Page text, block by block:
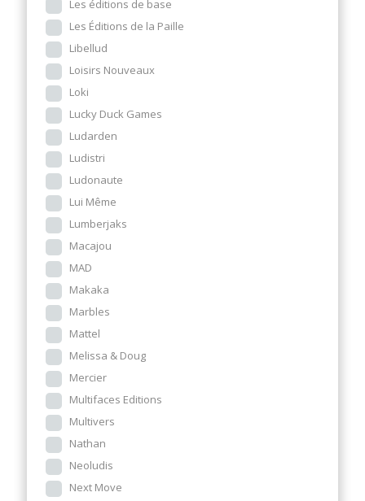
Les éditions de base
Les Éditions de la Paille
Libellud
Loisirs Nouveaux
Loki
Lucky Duck Games
Ludarden
Ludistri
Ludonaute
Lui Même
Lumberjaks
Macajou
MAD
Makaka
Marbles
Mattel
Melissa & Doug
Mercier
Multifaces Editions
Multivers
Nathan
Neoludis
Next Move